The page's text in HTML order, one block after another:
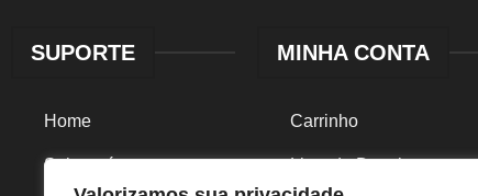
SUPORTE
Home
Sobre nós
MINHA CONTA
Carrinho
Lista de Desejos